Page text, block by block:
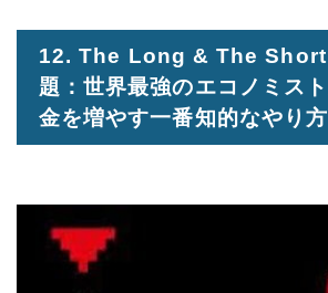
12. The Long & The
題：世界最強のエコノミス
金を増やす一番知的なやり方